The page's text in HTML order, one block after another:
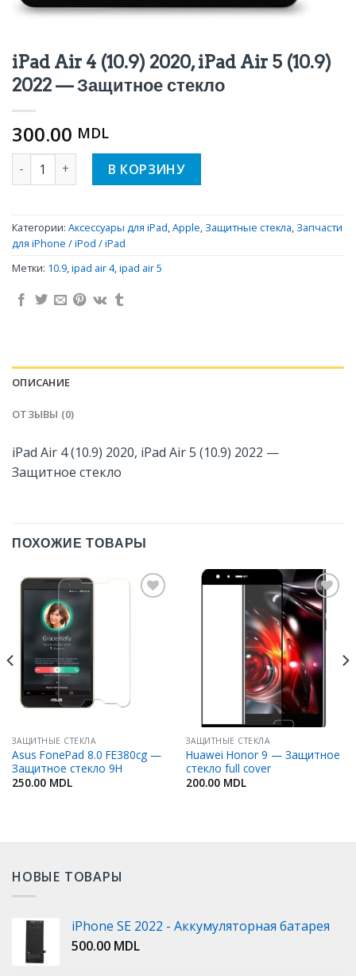
iPad Air 4 (10.9) 2020, iPad Air 5 (10.9)
2022 — Защитное стекло
300.00 MDL
Количество iPad Air 4 (10.9) 2020, iPad Air 5 (10.9) 2022 -
В КОРЗИНУ
Категории: Аксессуары для iPad Apple Защитные стекла Запчасти
для iPhone / iPod / iPad
Метки: 10.9 ipad air 4, ipad air 5
ОПИСАНИЕ
ОТЗЫВЫ (0)
iPad Air 4 (10.9) 2020, iPad Air 5 (10.9) 2022 —
Защитное стекло
ПОХОЖИЕ ТОВАРЫ
ЗАЩИТНЫЕ СТЕКЛА
Asus FonePad 8.0 FE380cg —
Защитное стекло 9H
250.00 MDL
Добавить
в
Избранное
ЗАЩИТНЫЕ СТЕКЛА
Huawei Honor 9 — Защитное
стекло full cover
200.00 MDL
НОВЫЕ ТОВАРЫ
iPhone SE 2022 - Аккумуляторная батарея
500.00 MDL